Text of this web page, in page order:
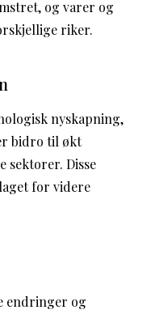
og varer og
riker.
nyskapning,
bidro til økt
sektorer. Disse
for videre
endringer og